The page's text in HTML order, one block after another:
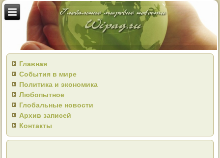
Главная
События в мире
Политика и экономика
Любопытное
Глобальные новости
Архив записей
Контакты